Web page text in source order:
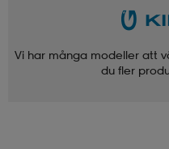
Vi har många modeller att
du fler